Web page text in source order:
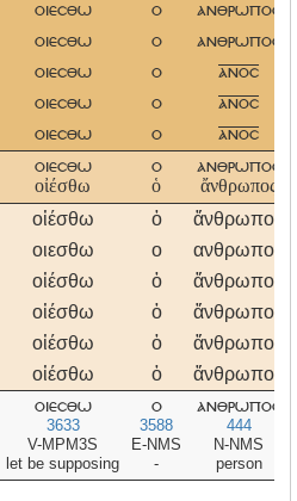
οιεσθω ο ανθρωποσ
οιεσθω ο ανθρωποσ
οιεσθω ο ανοσ
οιεσθω ο ανοσ
οιεσθω ο ανοσ
οιεσθω
οἰέσθω
ο
ὁ
ανθρωποσ
ἄνθρωπος
οἰέσθω ὁ ἄνθρωπος
οιεσθω ο ανθρωπος
οἰέσθω ὁ ἄνθρωπος
οἰέσθω ὁ ἄνθρωπος
οἰέσθω ὁ ἄνθρωπος
οἰέσθω ὁ ἄνθρωπος
οιεσθω
3633
V-MPM3S
let be supposing
ο
3588
E-NMS
-
ανθρωποσ
444
N-NMS
person